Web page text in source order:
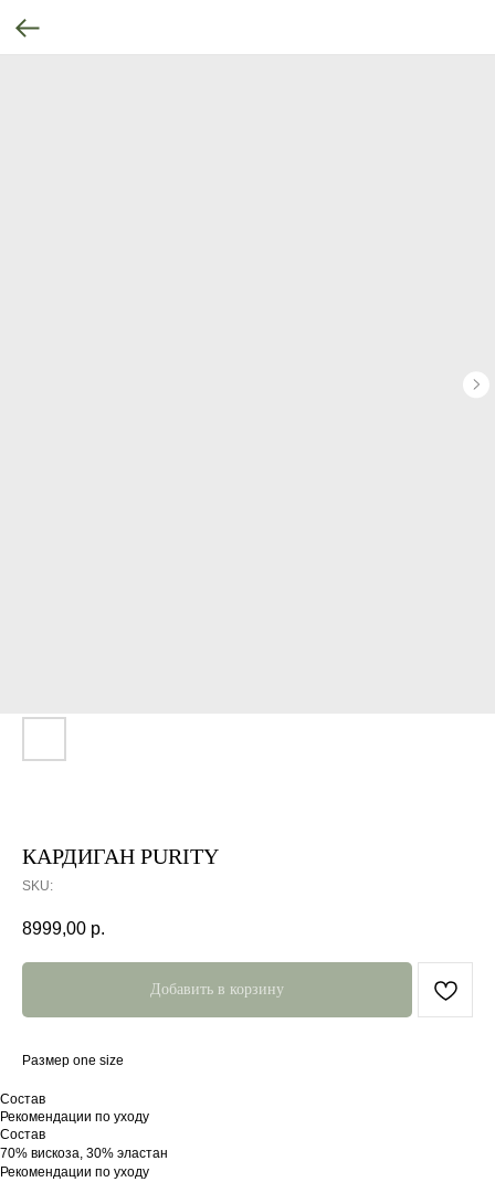
КАРДИГАН PURITY
SKU:
8999,00 р.
Добавить в корзину
Размер one size
Состав
Рекомендации по уходу
Состав
70% вискоза, 30% эластан
Рекомендации по уходу